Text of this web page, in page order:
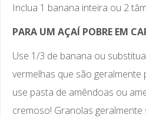
Inclua 1 banana inteira ou 2
PARA UM AÇAÍ POBRE EM
Use 1/3 de banana ou
vermelhas que são geralmente
use pasta de amêndoas ou
cremoso! Granolas